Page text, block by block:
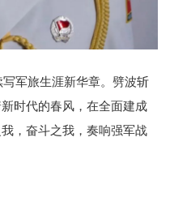
军旅生涯新华章。劈波斩
时代的春风，在全面建成
，奋斗之我，奏响强军战